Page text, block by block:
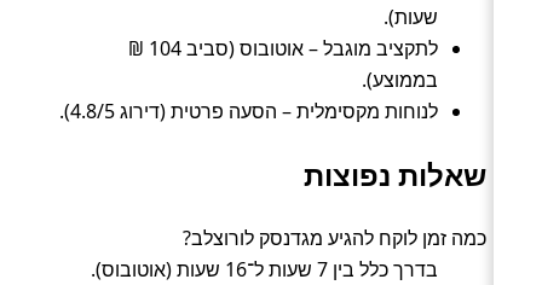
שעות).
לתקציב מוגבל – אוטובוס (סביב 104 ₪
בממוצע).
לנוחות מקסימלית – הסעה פרטית (דירוג 4.8/5).
שאלות נפוצות
כמה זמן לוקח להגיע מגדנסק לורוצלב?
בדרך כלל בין 7 שעות ל־16 שעות (אוטובוס).